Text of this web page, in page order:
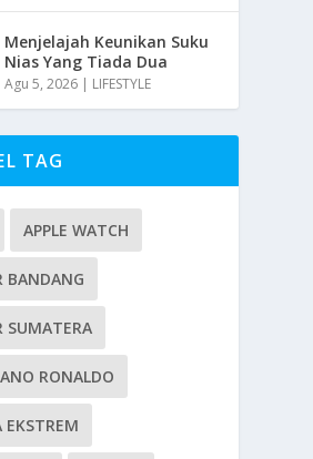
Menjelajah Keunikan Suku
Nias Yang Tiada Dua
Agu 5, 2026 | LIFESTYLE
TAG
APPLE WATCH
BANDANG
SUMATERA
RONALDO
EKSTREM